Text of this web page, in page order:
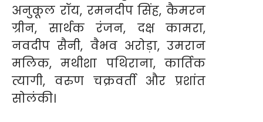
अनुकूल रॉय, रमनदीप सिंह, कैमरन
ग्रीन, सार्थक रंजन, दक्ष कामरा,
नवदीप सैनी, वैभव अरोड़ा, उमरान
मलिक, मथीशा पथिराना, कार्तिक
त्यागी, वरुण चक्रवर्ती और प्रशांत
सोलंकी।